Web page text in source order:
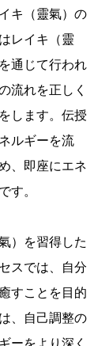
キ（靈氣）の
レイキ（靈
通じて行われ
流れを正しく
します。伝授
ルギーを流
、即座にエネ
す。
）を習得した
スでは、自分
すことを目的
、自己調整の
ーをより深く